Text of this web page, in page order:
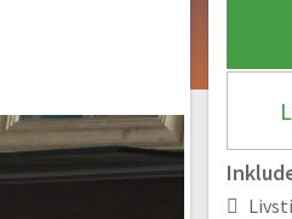
Gratis
#3 Træer
#4 Have
18:39